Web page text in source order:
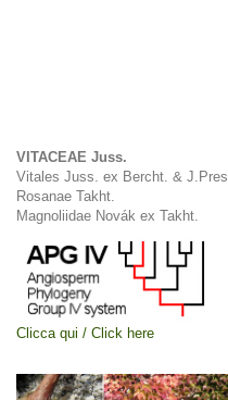
VITACEAE Juss.
Vitales Juss. ex Bercht. & J.Presl
Rosanae Takht.
Magnoliidae Novák ex Takht.
Clicca qui / Click here